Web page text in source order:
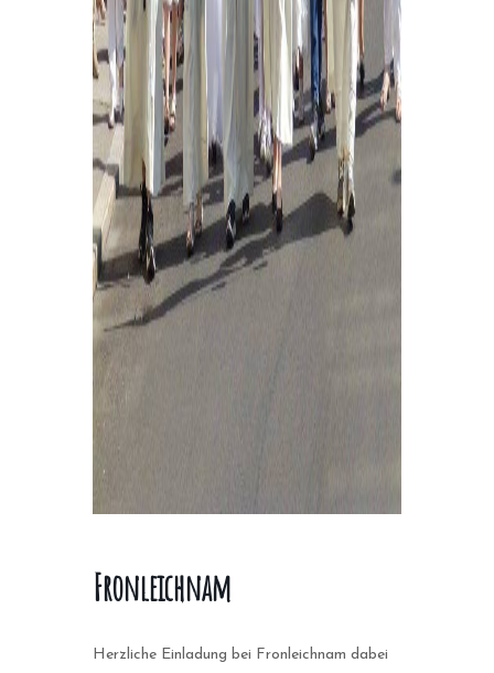
Fronleichnam
Herzliche Einladung bei Fronleichnam dabei